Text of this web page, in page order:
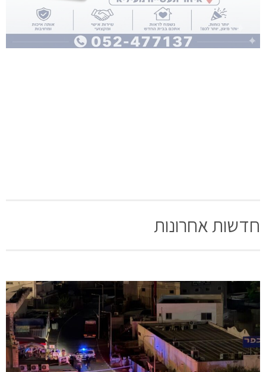
חדשות אחרונות